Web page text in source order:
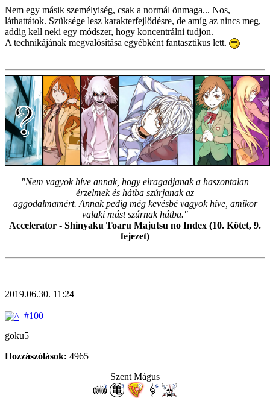
Nem egy másik személyiség, csak a normál önmaga... Nos,
láthattátok. Szüksége lesz karakterfejlődésre, de amíg az nincs meg,
addig kell neki egy módszer, hogy koncentrálni tudjon.
A technikájának megvalósítása egyébként fantasztikus lett.
"Nem vagyok híve annak, hogy elragadjanak a haszontalan
érzelmek és hátba szúrjanak az
aggodalmamért. Annak pedig még kevésbé vagyok híve, amikor
valaki mást szúrnak hátba."
Accelerator - Shinyaku Toaru Majutsu no Index (10. Kötet, 9.
fejezet)
2019.06.30. 11:24
#100
goku5
Hozzászólások: 4965
Szent Mágus